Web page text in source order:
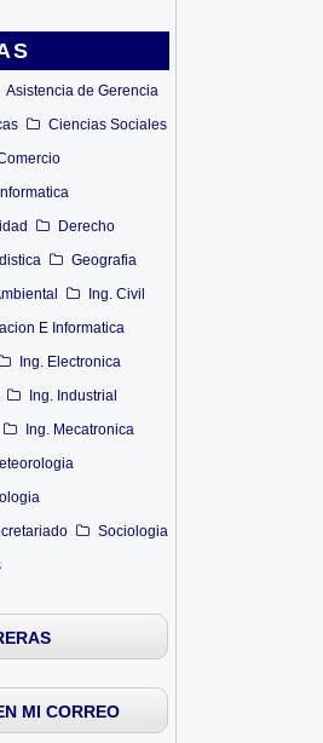
Asistencia de Gerencia
Ciencias Sociales
Derecho
Geografia
Ing. Civil
E Informatica
Ing. Electronica
Ing. Industrial
Ing. Mecatronica
Sociologia
MI CORREO